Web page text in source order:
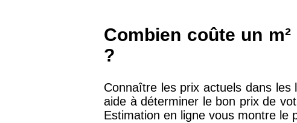
75020 -Paris 20ème
arrondissement
9 623 €
75019 -Paris 19ème
arrondissement
9 231 €
Combien coûte un
?
Connaître les prix actuels dans
aide à déterminer le bon prix de
Estimation en ligne vous montre le